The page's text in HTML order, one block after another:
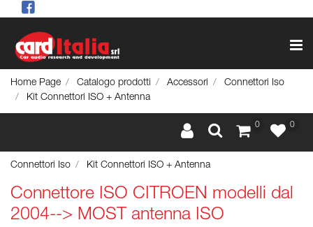
Home Page Catalogo prodotti Accessori
Connettori Iso
Kit Connettori ISO + Antenna
0 0
Connettori Iso Kit Connettori ISO + Antenna
Connettore ISO CITROEN modelli dal
2004--> MOST antenna ISO